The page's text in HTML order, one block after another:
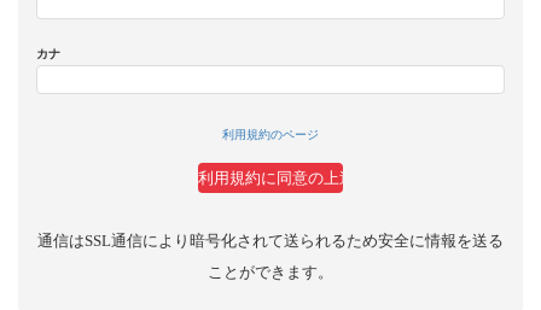
カナ
利用規約のページ
通信はSSL通信により暗号化されて送られるため安全に情報を送る
ことができます。